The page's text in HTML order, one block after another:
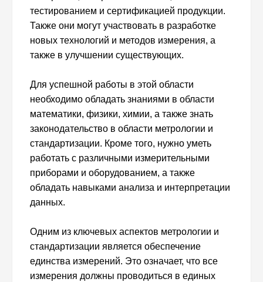
тестированием и сертификацией продукции.
Также они могут участвовать в разработке
новых технологий и методов измерения, а
также в улучшении существующих.
Для успешной работы в этой области
необходимо обладать знаниями в области
математики, физики, химии, а также знать
законодательство в области метрологии и
стандартизации. Кроме того, нужно уметь
работать с различными измерительными
приборами и оборудованием, а также
обладать навыками анализа и интерпретации
данных.
Одним из ключевых аспектов метрологии и
стандартизации является обеспечение
единства измерений. Это означает, что все
измерения должны проводиться в единых